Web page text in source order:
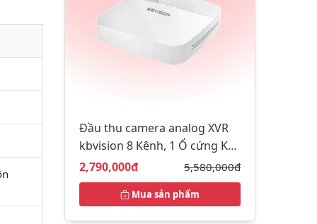
Đầu thu camera analog XVR
kbvision 8 Kênh, 1 Ổ cứng KX-
DAi8108TH3
Giá bán:
2,790,000đ Giá gốc:
5,580,000đ
Mua sản phẩm